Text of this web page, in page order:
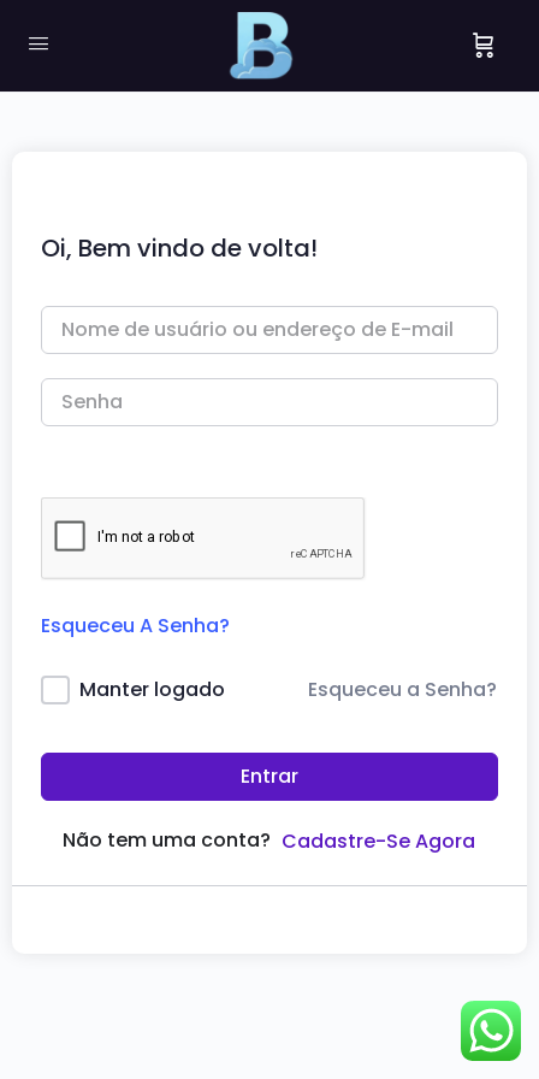
Oi, Bem vindo de volta!
Esqueceu A Senha?
Manter logado Esqueceu a Senha?
Entrar
Não tem uma conta? Cadastre-Se Agora